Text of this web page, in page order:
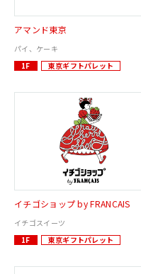
アマンド東京
パイ、ケーキ
1F
東京ギフトパレット
イチゴショップ by FRANCAIS
イチゴスイーツ
1F
東京ギフトパレット